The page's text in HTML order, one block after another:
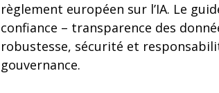
règlement européen sur l’IA. Le
confiance – transparence des
robustesse, sécurité et
gouvernance.